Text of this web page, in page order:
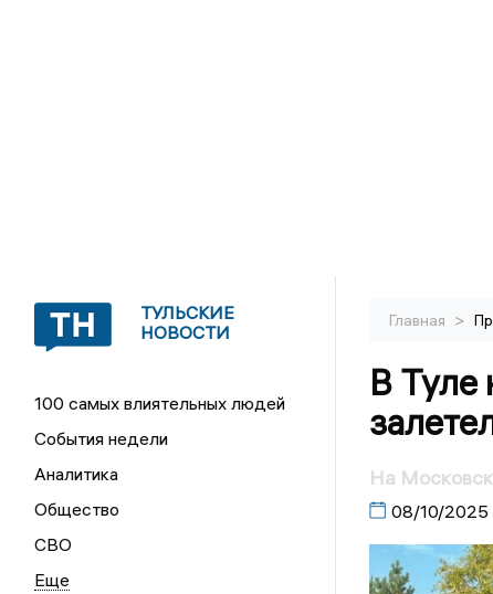
ТУЛЬСКИЕ
НОВОСТИ
100 самых влиятельных людей
События недели
Аналитика
Общество
СВО
Главная >
В Туле
На
08/10/2025